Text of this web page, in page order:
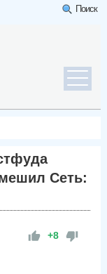
Поиск
Сеть:
+8